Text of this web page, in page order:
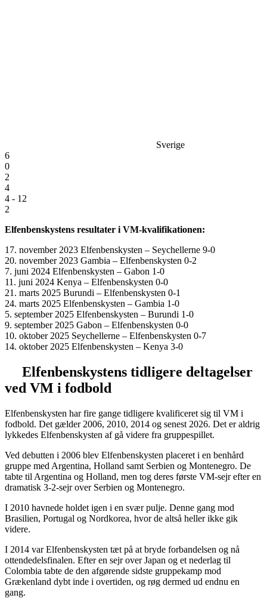
Sverige
6
0
2
4
4 - 12
2
Elfenbenskystens resultater i VM-kvalifikationen:
17. november 2023 Elfenbenskysten – Seychellerne 9-0
20. november 2023 Gambia – Elfenbenskysten 0-2
7. juni 2024 Elfenbenskysten – Gabon 1-0
11. juni 2024 Kenya – Elfenbenskysten 0-0
21. marts 2025 Burundi – Elfenbenskysten 0-1
24. marts 2025 Elfenbenskysten – Gambia 1-0
5. september 2025 Elfenbenskysten – Burundi 1-0
9. september 2025 Gabon – Elfenbenskysten 0-0
10. oktober 2025 Seychellerne – Elfenbenskysten 0-7
14. oktober 2025 Elfenbenskysten – Kenya 3-0
Elfenbenskystens tidligere deltagelser
ved VM i fodbold
Elfenbenskysten har fire gange tidligere kvalificeret sig til VM i
fodbold. Det gælder 2006, 2010, 2014 og senest 2026. Det er aldrig
lykkedes Elfenbenskysten af gå videre fra gruppespillet.
Ved debutten i 2006 blev Elfenbenskysten placeret i en benhård
gruppe med Argentina, Holland samt Serbien og Montenegro. De
tabte til Argentina og Holland, men tog deres første VM-sejr efter en
dramatisk 3-2-sejrover Serbien og Montenegro.
I 2010 havnede holdet igen i en svær pulje. Denne gang mod
Brasilien, Portugal og Nordkorea, hvor de altså heller ikke gik
videre.
I 2014 var Elfenbenskysten tæt på at bryde forbandelsen og nå
ottendedelsfinalen. Efter en sejr overJapan og et nederlag til
Colombia tabte de den afgørende sidste gruppekamp mod
Grækenland dybt inde i overtiden, og røg dermed ud endnu en
gang.